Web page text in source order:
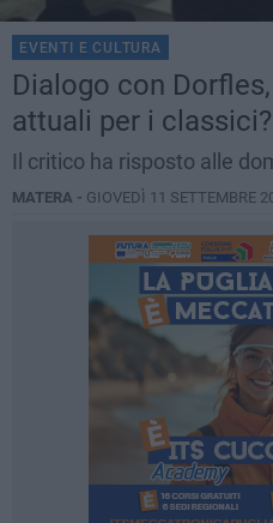
EVENTI E CULTURA
Dialogo con
attuali per i
Il critico ha risposto alle
MATERA - GIOVEDÌ 11 SETTEMBRE